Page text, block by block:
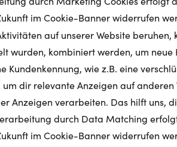
im Cookie-Banner widerrufen
auf unserer Website
wurden, kombiniert werden, um
Kundenkennung, wie z.B. eine
dir relevante Anzeigen auf anderen
Anzeigen verarbeiten. Das hilft uns,
durch Data Matching
im Cookie-Banner widerrufen